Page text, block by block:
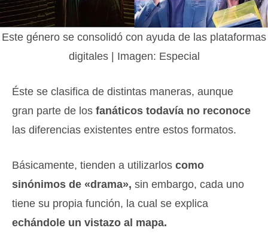
Este género se consolidó con ayuda de las plataformas
digitales | Imagen: Especial
Éste se clasifica de distintas maneras, aunque
gran parte de los fanáticos todavía no reconoce
las diferencias existentes entre estos formatos.
Básicamente, tienden a utilizarlos como
sinónimos de «drama», sin embargo, cada uno
tiene su propia función, la cual se explica
echándole un vistazo al mapa.